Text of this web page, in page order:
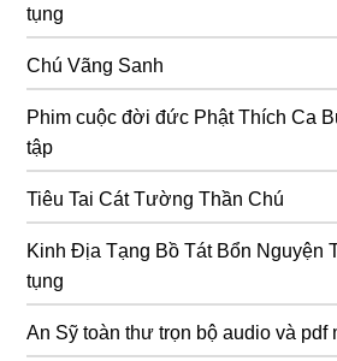
tụng
Chú Vãng Sanh
Phim cuộc đời đức Phật Thích Ca
tập
Tiêu Tai Cát Tường Thần Chú
Kinh Địa Tạng Bồ Tát Bổn Nguyện
tụng
An Sỹ toàn thư trọn bộ audio và pdf